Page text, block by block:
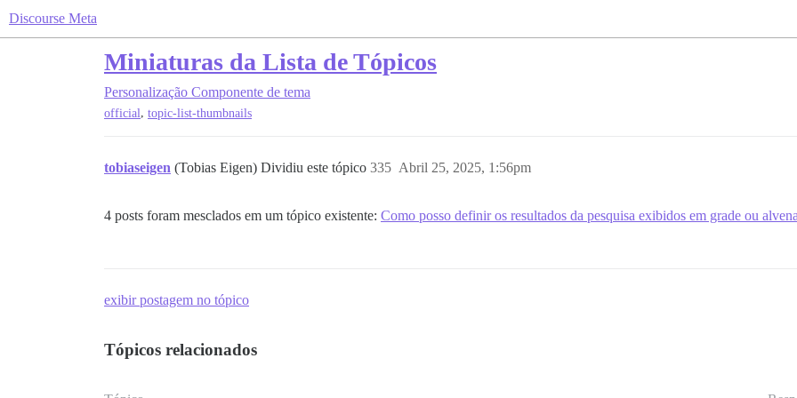
Discourse Meta
Miniaturas da Lista de Tópicos
Personalização Componente de tema
official, topic-list-thumbnails
tobiaseigen (Tobias Eigen) Dividiu este tópico Abril 25, 2025, 1:56pm
335
4 posts foram mesclados em um tópico existente: Como posso definir os resultados da pesquisa exibidos em grade ou
exibir postagem no tópico
Tópicos relacionados